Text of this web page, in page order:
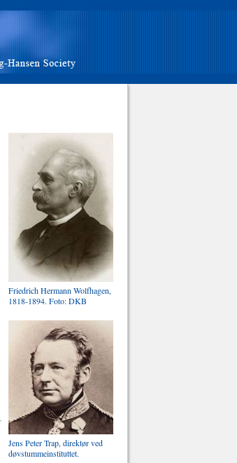
Friedrich Hermann Wolfhagen,
1818-1894. Foto: DKB
Jens Peter Trap, direktør ved
døvstummeinstituttet.